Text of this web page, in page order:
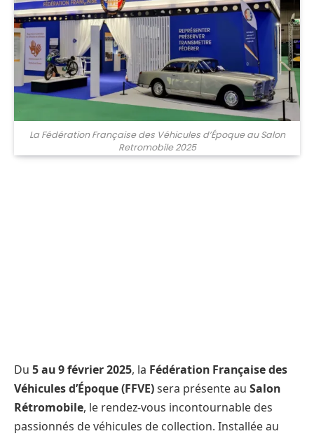
La Fédération Française des Véhicules d’Époque au Salon
Retromobile 2025
Du 5 au 9 février 2025, la Fédération Française des
Véhicules d’Époque (FFVE)sera présente au Salon
Rétromobile, le rendez-vous incontournable des
passionnés de véhicules de collection. Installée au